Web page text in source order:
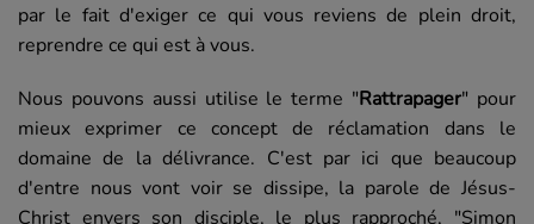
par le fait d'exiger ce qui vous reviens de plein droit,
reprendre ce qui est à vous.
Nous pouvons aussi utilise le terme "Rattrapager" pour
mieux exprimer ce concept de réclamation dans le
domaine de la délivrance. C'est par ici que beaucoup
d'entre nous vont voir se dissipe, la parole de Jésus-
Christ envers son disciple, le plus rapproché, "Simon